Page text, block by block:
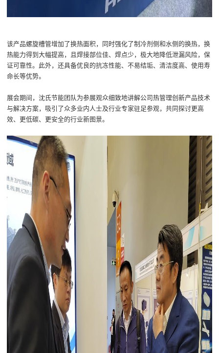
该产品螺旋槽管增加了换热面积，同时强化了制冷剂侧和水侧的换热，换
热能力得到大幅提高，且焊接部位佳、焊点少，极大地降低泄漏风险，保
证可靠性。此外，还具备优良的抗冻性能、不易结垢、清洁度高、使用寿
命长等优势。
展会期间，沈氏节能团队为参展观众细致地讲解公司热管理创新产品技术
与解决方案，吸引了众多业内人士及行业专家驻足参观，共同探讨更高
效、更低碳、更安全的行业新图景。